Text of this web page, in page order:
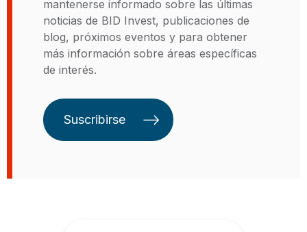
Brasil, o elCertificado de Líneas
de Transmisión Verde.
mantenerse informado sobre las últimas
noticias de BID Invest, publicaciones de
blog, próximos eventos y para obtener
más información sobre áreas específicas
de interés.
Suscribirse